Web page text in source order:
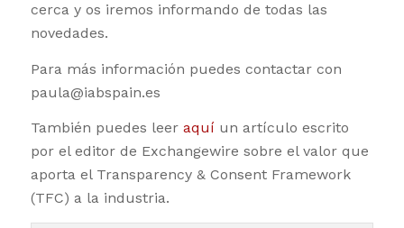
cerca y os iremos informando de todas las
novedades.
Para más información puedes contactar con
paula@iabspain.es
También puedes leer aquí un artículo escrito
por el editor de Exchangewire sobre el valor que
aporta el Transparency & Consent Framework
(TFC) a la industria.